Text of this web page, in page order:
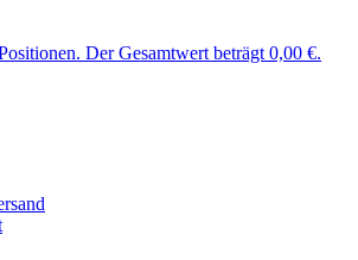
Der Gesamtwert beträgt 0,00 €.